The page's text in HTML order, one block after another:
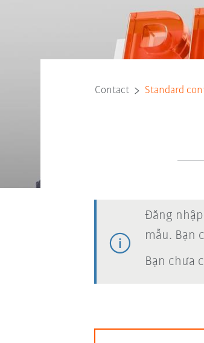
Contact Standard
Đăng
mẫu. Bạn
Bạn chưa